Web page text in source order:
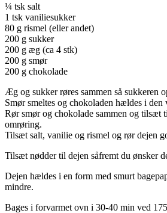
¼ tsk salt
1 tsk vaniliesukker
80 g rismel (eller andet)
200 g sukker
200 g æg (ca 4 stk)
200 g smør
200 g chokolade
Æg og sukker røres sammen så sukkeren
Smør smeltes og chokoladen hældes i den
Rør smør og chokolade sammen og tilsæt
omrøring.
Tilsæt salt, vanilie og rismel og rør dejen
Tilsæt nødder til dejen såfremt du ønsker
Dejen hældes i en form med smurt
mindre.
Bages i forvarmet ovn i 30-40 min ved